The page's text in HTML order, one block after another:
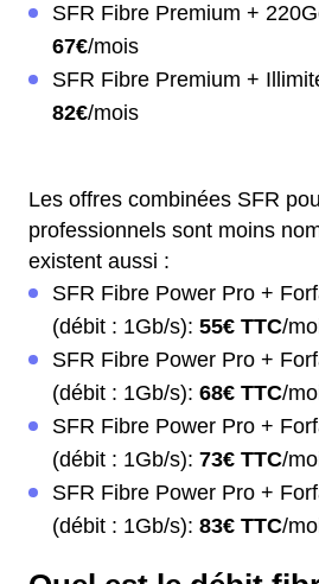
SFR Fibre Premium +
67€/mois
SFR Fibre Premium +
82€/mois
Les offres combinées SFR
professionnels sont moins
existent aussi :
SFR Fibre Power Pro +
(débit : 1Gb/s): 55€ TTC/
SFR Fibre Power Pro +
(débit : 1Gb/s): 68€ TTC/
SFR Fibre Power Pro +
(débit : 1Gb/s): 73€ TTC/
SFR Fibre Power Pro +
(débit : 1Gb/s): 83€ TTC/